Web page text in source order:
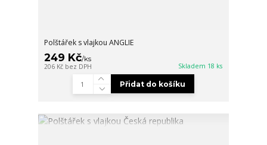
Polštářek s vlajkou ANGLIE
249 Kč/ks
206 Kč bez DPH Skladem 18 ks
Přidat do košíku